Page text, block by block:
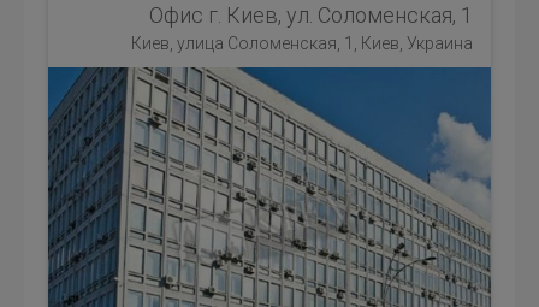
Офис г. Киев, ул. Соломенская, 1
Киев, улица Соломенская, 1, Киев, Украина